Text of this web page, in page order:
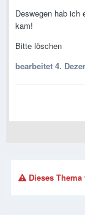
Deswegen hab ich
kam!
Bitte löschen
bearbeitet 4.
Dieses